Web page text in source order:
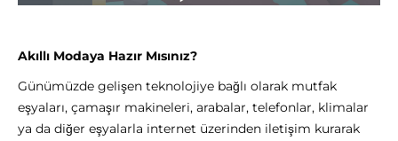
Akıllı Modaya Hazır Mısınız?
Günümüzde gelişen teknolojiye bağlı olarak mutfak
eşyaları, çamaşır makineleri, arabalar, telefonlar, klimalar
ya da diğer eşyalarla internet üzerinden iletişim kurarak